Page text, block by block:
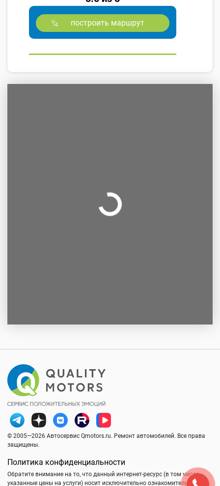
построить маршрут
© 2005—2026 Автосервис Qmotors.ru. Ремонт автомобилей. Все права
защищены.
Политика конфиденциальности
Обратите внимание на то, что данный интернет-ресурс (в том числе
указанные цены на услуги) носит исключительно ознакомительный